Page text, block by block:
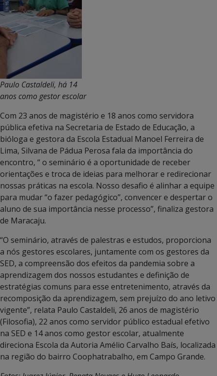
Paulo Castaldeli, há 14
anos como gestor escolar
Com 23 anos de magistério e 18 anos como servidora
pública efetiva na Secretaria de Estado de Educação, a
bióloga e gestora da Escola Estadual Manoel Ferreira de
Lima, Silvana de Pádua Perosa fala da importância do
encontro, “ o seminário é a oportunidade de receber
orientações e troca de ideias para melhorar e redirecionar
nossas práticas na escola. Nosso desafio é alinhar a equipe
para mudar “o fazer pedagógico”, convencer e despertar o
aluno de sua importância nesse processo”, finaliza gestora
de Maracaju.
“O seminário, através de palestras e estudos, proporciona
a nós gestores escolares, juntamente com os gestores da
SED, a compreensão dos efeitos da pandemia sobre a
aprendizagem dos nossos estudantes e definição de
estratégias comuns para esse entretenimento, através da
recomposição da aprendizagem, sem prejuízo do ano letivo
vigente”, relata Paulo Castaldeli, 26 anos de magistério
(Filosofia), 22 anos como servidor público estadual efetivo
na SED e 14 anos como gestor escolar, atualmente
direciona Escola da Autoria Amélio Carvalho Baís, localizada
na região do bairro Coophatrabalho, em Campo Grande.